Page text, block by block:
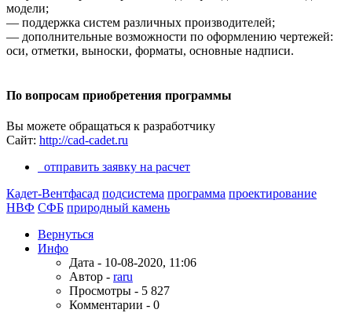
модели;
— поддержка систем различных производителей;
— дополнительные возможности по оформлению чертежей:
оси, отметки, выноски, форматы, основные надписи.
По вопросам приобретения программы
Вы можете обращаться к разработчику
Сайт: http://cad-cadet.ru
отправить заявку на расчет
Кадет-Вентфасад подсистема программа проектирование
НВФ СФБ природный камень
Вернуться
Инфо
Дата - 10-08-2020, 11:06
Автор - raru
Просмотры - 5 827
Комментарии - 0